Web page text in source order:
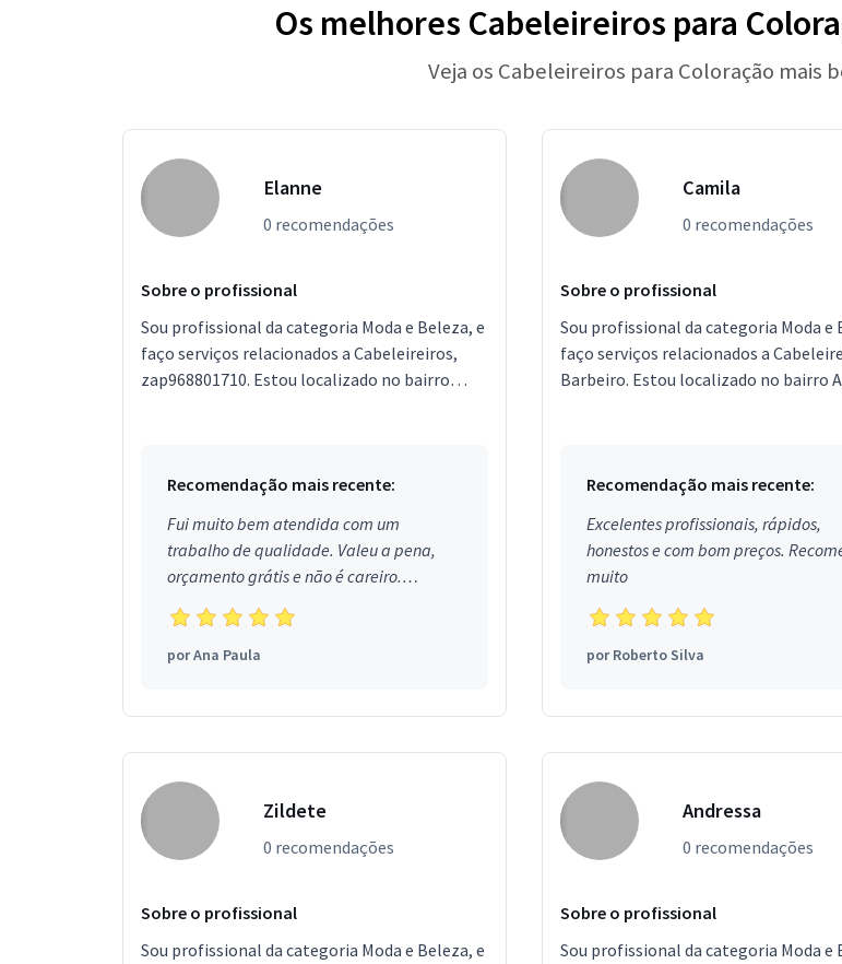
Os melhores Cabeleireiros para
Veja os Cabeleireiros para Coloração mais
Elanne
0 recomendações
Sobre o profissional
Sou profissional da categoria Moda e Beleza, e
faço serviços relacionados a Cabeleireiros,
zap968801710. Estou localizado no bairro
Recomendação mais recente:
Fui muito bem atendida com um
trabalho de qualidade. Valeu a pena,
orçamento grátis e não é careiro.
Obrigada!
porAna Paula
Camila
0 recomendações
Sobre o profissional
Sou profissional da categoria Moda e
faço serviços relacionados a
Barbeiro. Estou localizado no bairro
Recomendação mais recente:
Excelentes profissionais, rápidos,
honestos e com bom preços.
muito
porRoberto Silva
Zildete
0 recomendações
Sobre o profissional
Sou profissional da categoria Moda e Beleza, e
Andressa
0 recomendações
Sobre o profissional
Sou profissional da categoria Moda e